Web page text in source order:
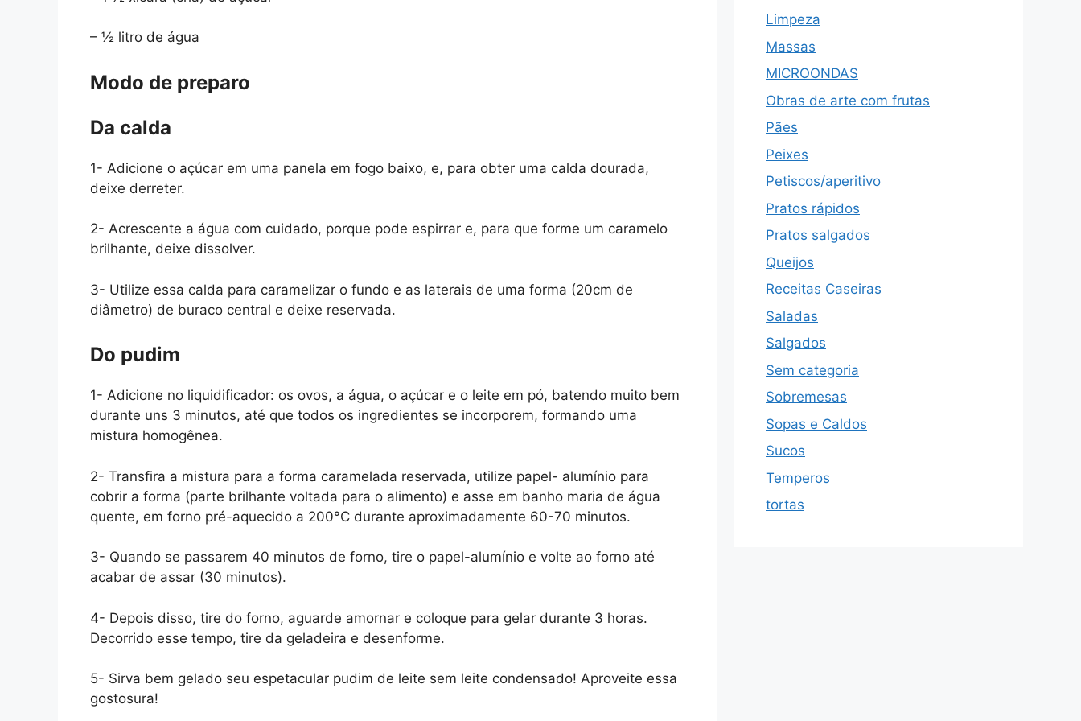
– ½ litro de água
Modo de preparo
Da calda
1- Adicione o açúcar em uma panela em fogo baixo, e, para obter uma calda dourada,
deixe derreter.
2- Acrescente a água com cuidado, porque pode espirrar e, para que forme um caramelo
brilhante, deixe dissolver.
3- Utilize essa calda para caramelizar o fundo e as laterais de uma forma (20cm de
diâmetro) de buraco central e deixe reservada.
Do pudim
1- Adicione no liquidificador: os ovos, a água, o açúcar e o leite em pó, batendo muito bem
durante uns 3 minutos, até que todos os ingredientes se incorporem, formando uma
mistura homogênea.
2- Transfira a mistura para a forma caramelada reservada, utilize papel- alumínio para
cobrir a forma (parte brilhante voltada para o alimento) e asse em banho maria de água
quente, em forno pré-aquecido a 200°C durante aproximadamente 60-70 minutos.
3- Quando se passarem 40 minutos de forno, tire o papel-alumínio e volte ao forno até
acabar de assar (30 minutos).
4- Depois disso, tire do forno, aguarde amornar e coloque para gelar durante 3 horas.
Decorrido esse tempo, tire da geladeira e desenforme.
5- Sirva bem gelado seu espetacular pudim de leite sem leite condensado! Aproveite essa
gostosura!
Limpeza
Massas
MICROONDAS
Obras de arte com frutas
Pães
Peixes
Petiscos/aperitivo
Pratos rápidos
Pratos salgados
Queijos
Receitas Caseiras
Saladas
Salgados
Sem categoria
Sobremesas
Sopas e Caldos
Sucos
Temperos
tortas